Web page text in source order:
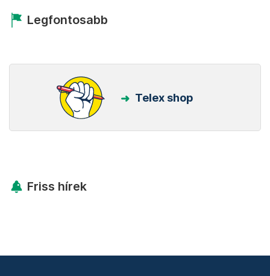
Legfontosabb
Telex shop
Friss hírek